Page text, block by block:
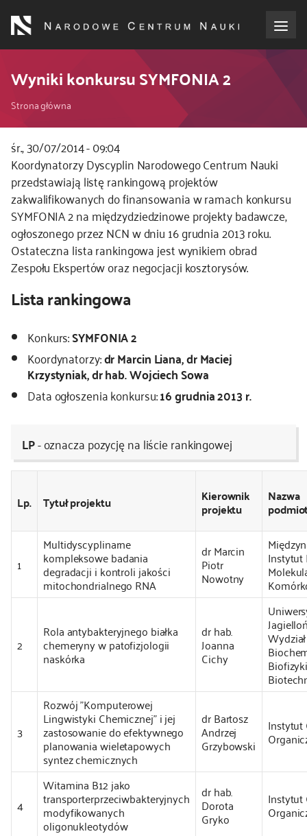
treści
dla wnioskodawców
dla realizujących projekty
dla ekspertów
efekty NCN
współpraca międzynarodowa
nagroda NCN
kontakt
Wyniki konkursu SYMFONIA 2
Ścieżka
nawigacyjna
Strona główna
śr., 30/07/2014 - 09:04
Koordynatorzy Dyscyplin Narodowego Centrum Nauki
przedstawiają listę rankingową projektów
zakwalifikowanych do finansowania w ramach konkursu
SYMFONIA 2 na międzydziedzinowe projekty badawcze,
ogłoszonego przez NCN w dniu 16 grudnia 2013 roku.
Ostateczna lista rankingowa jest wynikiem obrad
Zespołu Ekspertów oraz negocjacji kosztorysów.
Lista rankingowa
Konkurs:SYMFONIA 2
Koordynatorzy:dr Marcin Liana, dr Maciej
Krzystyniak, dr hab. Wojciech Sowa
Data ogłoszenia konkursu:16 grudnia 2013 r.
LP- oznacza pozycję na liście rankingowej
Lp. Tytuł projektu Kierownik
projektu
Nazwa
1
Multidyscyplinarne
kompleksowe badania
degradacji i kontroli jakości
mitochondrialnego RNA
dr Marcin
Piotr
Nowotny
2
Rola antybakteryjnego białka
chemeryny w patofizjologii
naskórka
dr hab.
Joanna
Cichy
Wydział
3
Rozwój "Komputerowej
Lingwistyki Chemicznej" i jej
zastosowanie do efektywnego
planowania wieletapowych
syntez chemicznych
dr Bartosz
Andrzej
Grzybowski
Instytut
4
Witamina B12 jako
transporterprzeciwbakteryjnych
modyfikowanych
oligonukleotydów
dr hab.
Dorota
Gryko
Instytut